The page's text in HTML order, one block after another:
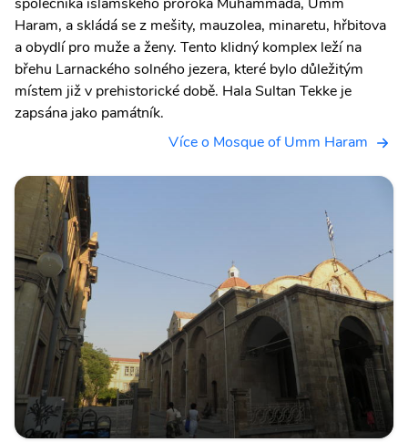
Haram, a skládá se z mešity, mauzolea, minaretu, hřbitova
a obydlí pro muže a ženy. Tento klidný komplex leží na
břehu Larnackého solného jezera, které bylo důležitým
místem již v prehistorické době. Hala Sultan Tekke je
zapsána jako památník.
Více o Mosque of Umm Haram